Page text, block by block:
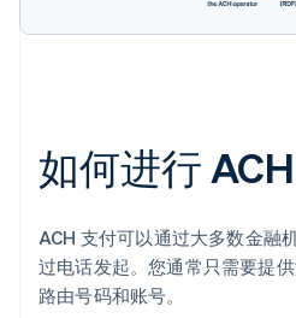
如何进行
ACH 支付可以通过大多数金融
过电话发起。您通常只需要提
路由号码和账号。